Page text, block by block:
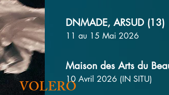
VOLERO
DNMADE, ARSUD (13)
11 au 15 Mai 2026
Maison des Arts du
10 Avril 2026 (IN SITU)